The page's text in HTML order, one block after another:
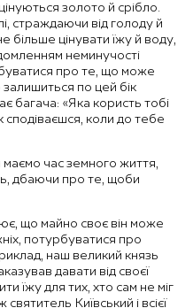
золото й срібло.
страждаючи від голоду й
більше цінувати їжу й воду,
неминучості
про те, що може
залишиться по цей бік
багача: «Яка користь тобі
сподіваєшся, коли до тебе
маємо час земного життя,
дбаючи про те, щоби
що майно своє він може
потурбуватися про
наш великий князь
давати від своєї
їжу для тих, хто сам не міг
Київський і всієї